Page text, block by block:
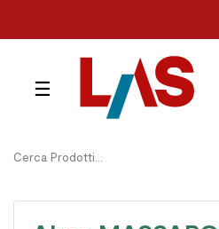
navigazione
☰